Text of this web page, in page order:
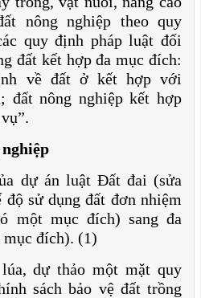
nông nghiệp theo quy
quy định pháp luật đối
đất kết hợp đa mục đích:
về đất ở kết hợp với
đất nông nghiệp kết hợp
dự án luật Đất đai (sửa
sử dụng đất đơn nhiệm
một mục đích) sang đa
đích). (1)
dự thảo một mặt quy
sách bảo vệ đất trồng